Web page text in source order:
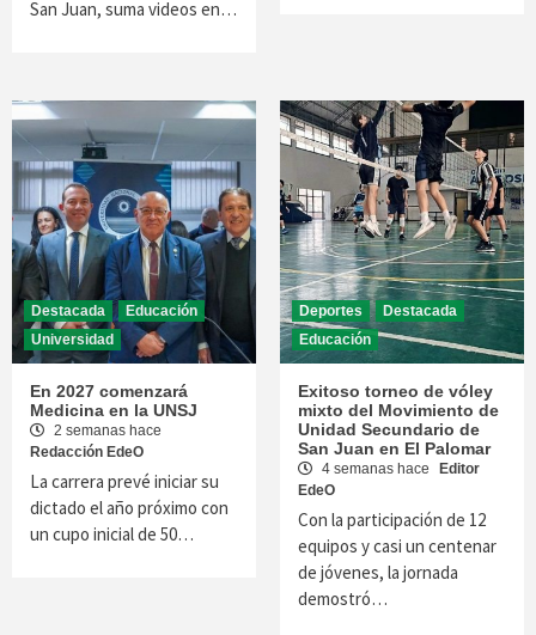
San Juan, suma videos en…
Destacada
Educación
Universidad
En 2027 comenzará
Medicina en la UNSJ
2 semanas hace
Redacción EdeO
La carrera prevé iniciar su
dictado el año próximo con
un cupo inicial de 50…
Deportes
Destacada
Educación
Exitoso torneo de vóley
mixto del Movimiento de
Unidad Secundario de
San Juan en El Palomar
4 semanas hace
Editor
EdeO
Con la participación de 12
equipos y casi un centenar
de jóvenes, la jornada
demostró…